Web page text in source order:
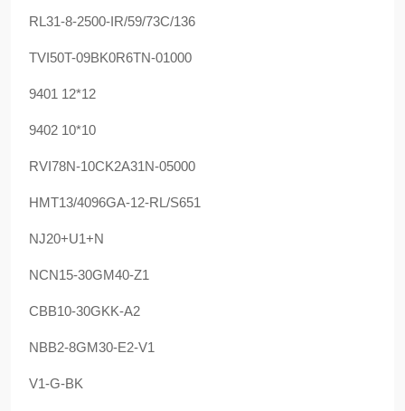
RL31-8-2500-IR/59/73C/136
TVI50T-09BK0R6TN-01000
9401 12*12
9402 10*10
RVI78N-10CK2A31N-05000
HMT13/4096GA-12-RL/S651
NJ20+U1+N
NCN15-30GM40-Z1
CBB10-30GKK-A2
NBB2-8GM30-E2-V1
V1-G-BK